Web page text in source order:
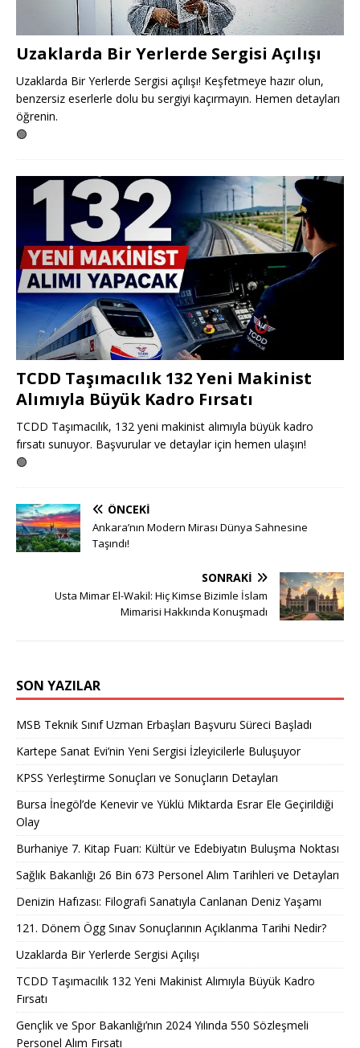
Uzaklarda Bir Yerlerde Sergisi Açılışı
Uzaklarda Bir Yerlerde Sergisi açılışı! Keşfetmeye hazır olun,
benzersiz eserlerle dolu bu sergiyi kaçırmayın. Hemen detayları
öğrenin.
🟢
TCDD Taşımacılık 132 Yeni Makinist
Alımıyla Büyük Kadro Fırsatı
TCDD Taşımacılık, 132 yeni makinist alımıyla büyük kadro
fırsatı sunuyor. Başvurular ve detaylar için hemen ulaşın!
🟢
ÖNCEKI
Ankara’nın Modern Mirası Dünya Sahnesine
Taşındı!
SONRAKI
Usta Mimar El-Wakil: Hiç Kimse Bizimle İslam
Mimarisi Hakkında Konuşmadı
SON YAZILAR
MSB Teknik Sınıf Uzman Erbaşları Başvuru Süreci Başladı
Kartepe Sanat Evi’nin Yeni Sergisi İzleyicilerle Buluşuyor
KPSS Yerleştirme Sonuçları ve Sonuçların Detayları
Bursa İnegöl’de Kenevir ve Yüklü Miktarda Esrar Ele Geçirildiği
Olay
Burhaniye 7. Kitap Fuarı: Kültür ve Edebiyatın Buluşma Noktası
Sağlık Bakanlığı 26 Bin 673 Personel Alım Tarihleri ve Detayları
Denizin Hafızası: Filografi Sanatıyla Canlanan Deniz Yaşamı
121. Dönem Ögg Sınav Sonuçlarının Açıklanma Tarihi Nedir?
Uzaklarda Bir Yerlerde Sergisi Açılışı
TCDD Taşımacılık 132 Yeni Makinist Alımıyla Büyük Kadro
Fırsatı
Gençlik ve Spor Bakanlığı’nın 2024 Yılında 550 Sözleşmeli
Personel Alım Fırsatı